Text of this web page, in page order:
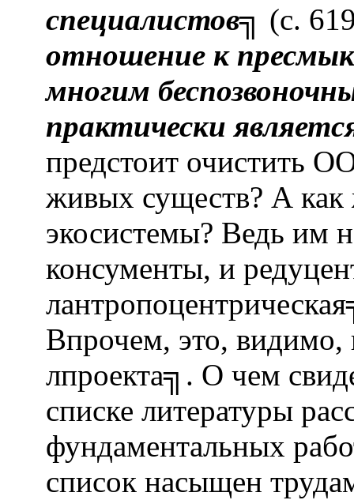
специалистов╗ (с.
отношение к
многим
практически
предстоит очистить
живых существ? А как
экосистемы? Ведь им
консументы, и
Впрочем, это, видимо,
лпроекта╗. О чем
списке литературы
фундаментальных
список насыщен